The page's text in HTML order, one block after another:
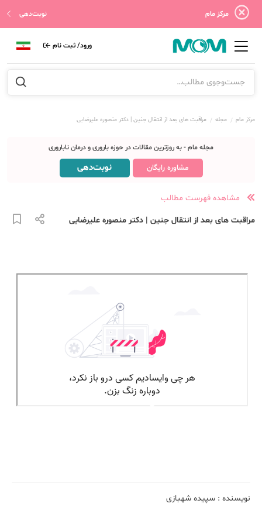
مرکز مام نوبت‌دهی
ورود/ ثبت نام
مرکز مام مجله مراقبت های بعد از انتقال جنین | دکتر منصوره علیرضایی
مجله مام - به روزترین مقالات در حوزه باروری و درمان ناباروری
مشاوره رایگان نوبت‌دهی
مشاهده فهرست مطالب
مراقبت های بعد از انتقال جنین | دکتر منصوره علیرضایی
نویسنده : سپیده شهبازی